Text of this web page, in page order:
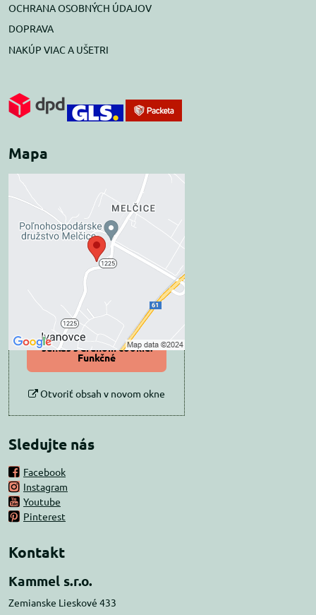
OCHRANA OSOBNÝCH ÚDAJOV
DOPRAVA
NAKÚP VIAC A UŠETRI
Mapa
Externý obsah je
blokovaný Voľbami
súkromia
Prajete si načítať externý obsah?
Povoliť tentokrát
Povoliť a zapamätať -
súhlas s druhom cookie:
Funkčné
Otvoriť obsah v novom okne
Sledujte nás
Facebook
Instagram
Youtube
Pinterest
Kontakt
Kammel s.r.o.
Zemianske Lieskové 433